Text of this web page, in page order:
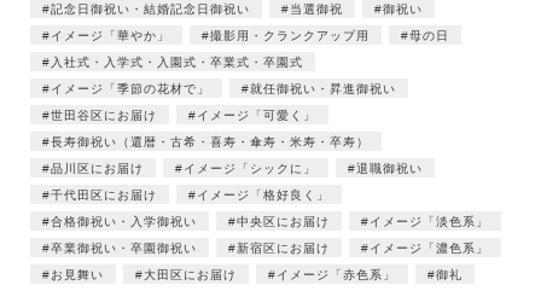
記念日御祝い・結婚記念日御祝い
当選御祝
御祝い
イメージ「華やか」
撮影用・クランクアップ用
母の日
入社式・入学式・入園式・卒業式・卒園式
イメージ「季節の花材で」
就任御祝い・昇進御祝い
世田谷区にお届け
イメージ「可愛く」
長寿御祝い（還暦・古希・喜寿・傘寿・米寿・卒寿）
品川区にお届け
イメージ「シックに」
退職御祝い
千代田区にお届け
イメージ「格好良く」
合格御祝い・入学御祝い
中央区にお届け
イメージ「淡色系」
卒業御祝い・卒園御祝い
新宿区にお届け
イメージ「濃色系」
お見舞い
大田区にお届け イメージ「赤色系」
御礼